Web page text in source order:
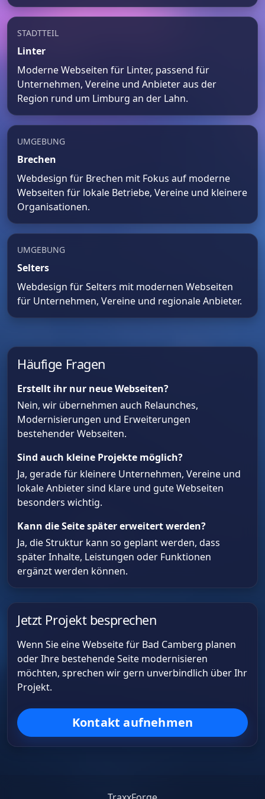
STADTTEIL
Linter
Moderne Webseiten für Linter, passend für
Unternehmen, Vereine und Anbieter aus der
Region rund um Limburg an der Lahn.
UMGEBUNG
Brechen
Webdesign für Brechen mit Fokus auf moderne
Webseiten für lokale Betriebe, Vereine und kleinere
Organisationen.
UMGEBUNG
Selters
Webdesign für Selters mit modernen Webseiten
für Unternehmen, Vereine und regionale Anbieter.
Häufige Fragen
Erstellt ihr nur neue Webseiten?
Nein, wir übernehmen auch Relaunches,
Modernisierungen und Erweiterungen
bestehender Webseiten.
Sind auch kleine Projekte möglich?
Ja, gerade für kleinere Unternehmen, Vereine und
lokale Anbieter sind klare und gute Webseiten
besonders wichtig.
Kann die Seite später erweitert werden?
Ja, die Struktur kann so geplant werden, dass
später Inhalte, Leistungen oder Funktionen
ergänzt werden können.
Jetzt Projekt besprechen
Wenn Sie eine Webseite für Bad Camberg planen
oder Ihre bestehende Seite modernisieren
möchten, sprechen wir gern unverbindlich über Ihr
Projekt.
Kontakt aufnehmen